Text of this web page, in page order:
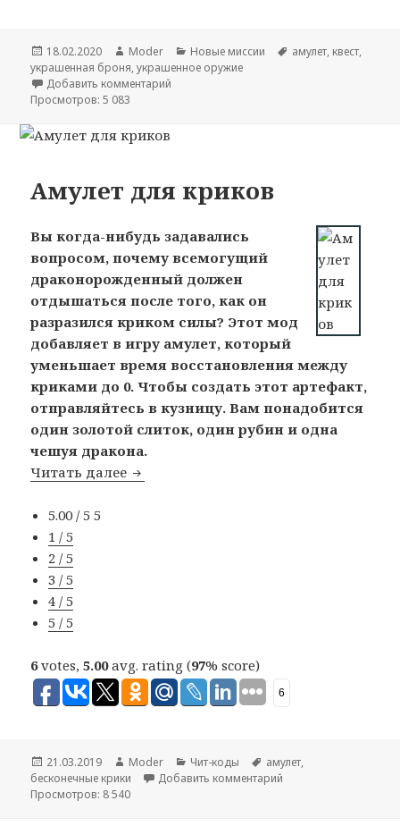
Опубликовано
18.02.2020 Автор
Moder Рубрики
Новые миссии Метки
амулет, квест,
украшенная броня,украшенное оружие
Добавить комментарий
Просмотров: 5 083
Амулет для криков
Вы когда-нибудь задавались
вопросом, почему всемогущий
драконорожденный должен
отдышаться после того, как он
разразился криком силы? Этот мод
добавляет в игру амулет, который
уменьшает время восстановления между
криками до 0. Чтобы создать этот артефакт,
отправляйтесь в кузницу. Вам понадобится
один золотой слиток, один рубин и одна
чешуя дракона.
Читать далее Амулет для криков
5.00 / 55
1 / 5
2 / 5
3 / 5
4 / 5
5 / 5
6votes,5.00avg. rating (97% score)
6
Опубликовано
21.03.2019 Автор
Moder Рубрики
Чит-коды Метки
амулет,
бесконечные крики
Добавить комментарий
Просмотров: 8 540